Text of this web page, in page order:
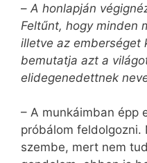
– A honlapján
Feltűnt, hogy minden
illetve az emberséget
bemutatja azt a
elidegenedettnek
– A munkáimban épp
próbálom feldolgozni.
szembe, mert nem